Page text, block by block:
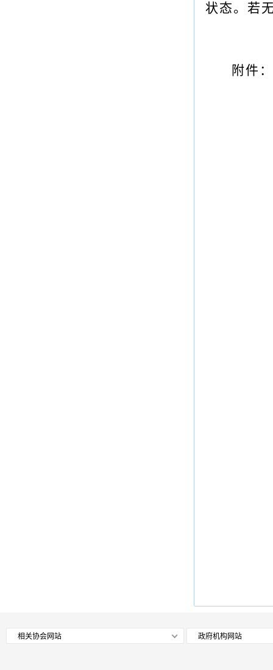
状态。若
附件：
相关协会网站 政府机构网站